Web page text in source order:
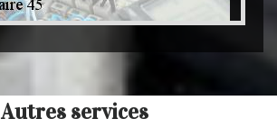
Autres services